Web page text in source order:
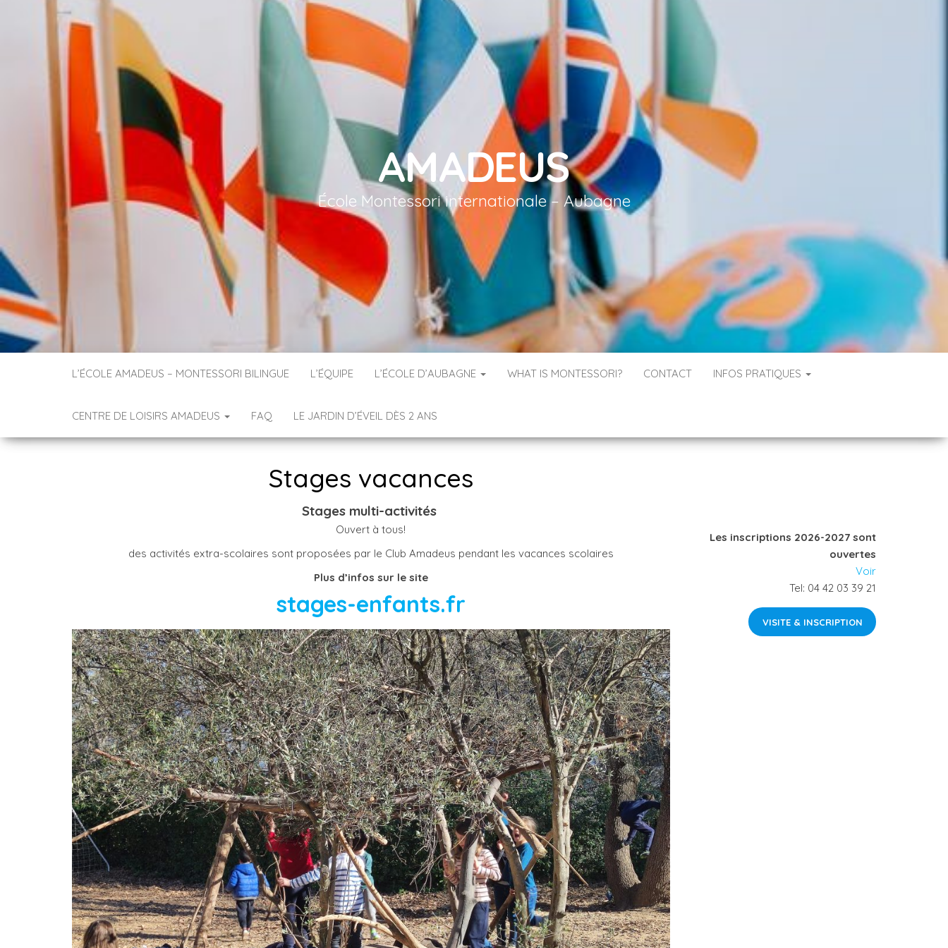
AMADEUS
École Montessori internationale – Aubagne
L’ÉCOLE AMADEUS – MONTESSORI BILINGUE L’ÉQUIPE L’ÉCOLE D’AUBAGNE WHAT IS MONTESSORI? CONTACT INFOS PRATIQUES
CENTRE DE LOISIRS AMADEUS FAQ LE JARDIN D’ÉVEIL DÈS 2 ANS
Stages vacances
Stages multi-activités
Ouvert à tous!
des activités extra-scolaires sont proposées par le Club Amadeus pendant les vacances scolaires
Plus d’infos sur le site
stages-enfants.fr
Les inscriptions 2026-2027 sont
ouvertes
Voir
Tel: 04 42 03 39 21
VISITE & INSCRIPTION